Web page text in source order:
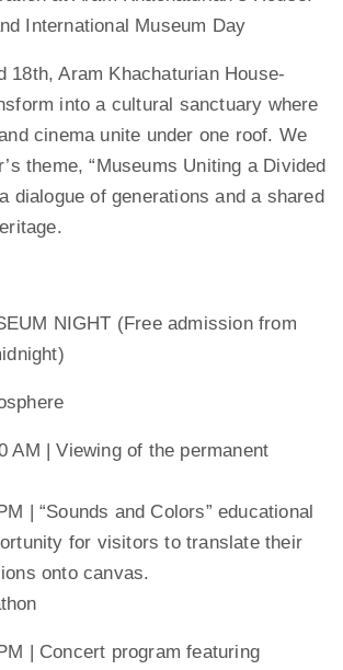
International Museum Day
18th, Aram Khachaturian House-
into a cultural sanctuary where
cinema unite under one roof. We
theme, “Museums Uniting a Divided
dialogue of generations and a shared
NIGHT (Free admission from
AM | Viewing of the permanent
| “Sounds and Colors” educational
for visitors to translate their
onto canvas.
| Concert program featuring